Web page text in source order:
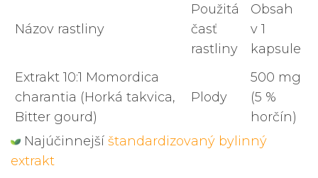
Názov rastliny
Použitá
časť
rastliny
Obsah
v 1
kapsule
Extrakt 10:1 Momordica
charantia (Horká takvica,
Bitter gourd)
Plody
500 mg
(5 %
horčín)
Najúčinnejší štandardizovaný bylinný
extrakt